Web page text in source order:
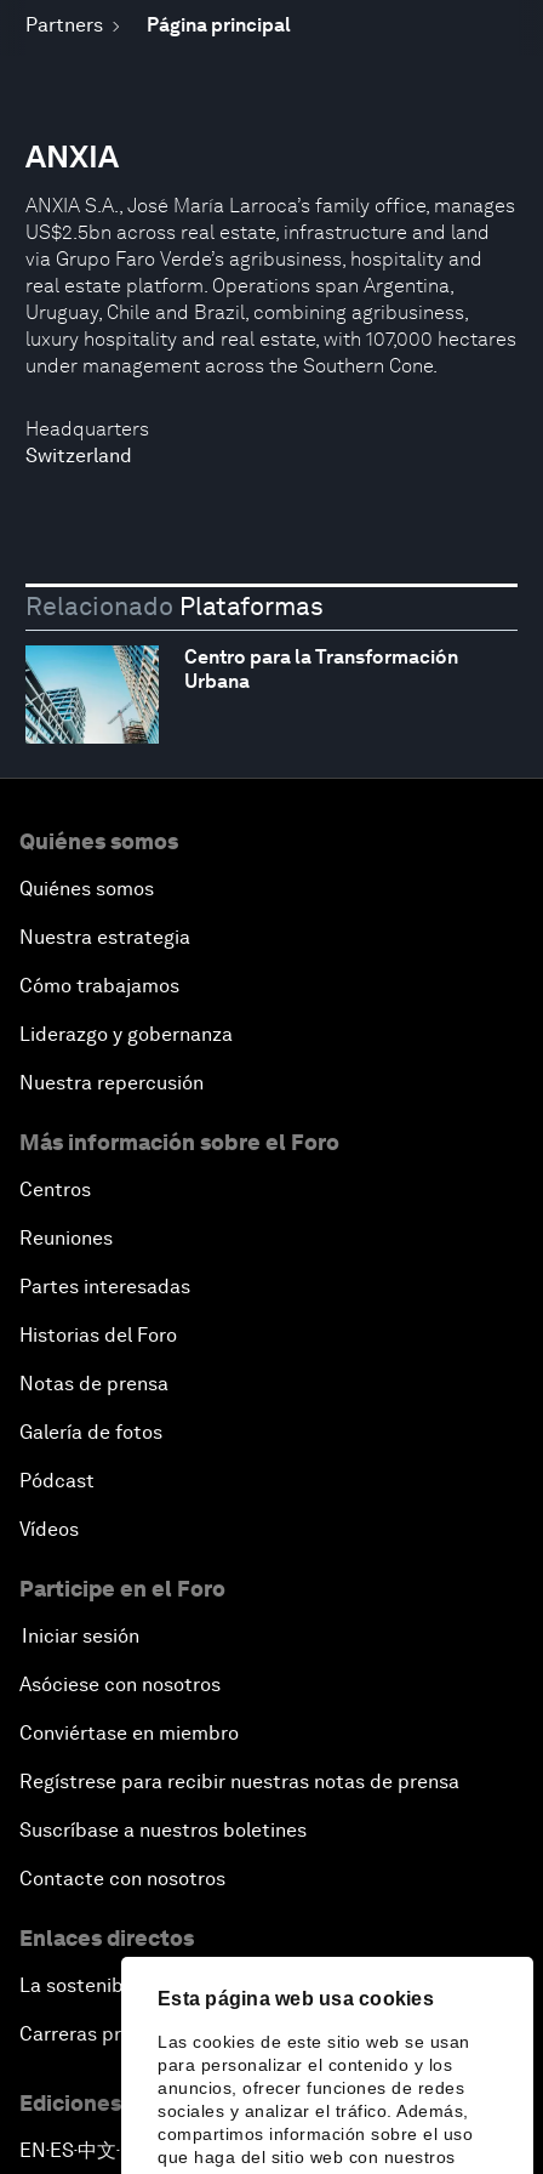
Esta página web usa cookies
Las cookies de este sitio web se usan
para personalizar el contenido y los
anuncios, ofrecer funciones de redes
sociales y analizar el tráfico. Además,
compartimos información sobre el uso
que haga del sitio web con nuestros
Partners Página principal
Headquarters
Switzerland
ANXIA
ANXIA S.A., José María Larroca’s family office, manages
US$2.5bn across real estate, infrastructure and land
via Grupo Faro Verde’s agribusiness, hospitality and
real estate platform. Operations span Argentina,
Uruguay, Chile and Brazil, combining agribusiness,
luxury hospitality and real estate, with 107,000 hectares
under management across the Southern Cone.
Relacionado Plataformas
Centro para la Transformación
Urbana
Quiénes somos
Quiénes somos
Nuestra estrategia
Cómo trabajamos
Liderazgo y gobernanza
Nuestra repercusión
Más información sobre el Foro
Centros
Reuniones
Partes interesadas
Historias del Foro
Notas de prensa
Galería de fotos
Pódcast
Vídeos
Participe en el Foro
Iniciar sesión
Asóciese con nosotros
Conviértase en miembro
Regístrese para recibir nuestras notas de prensa
Suscríbase a nuestros boletines
Contacte con nosotros
Enlaces directos
La sostenibilidad en el Foro
Carreras profesionales
Ediciones en otros idiomas
EN ▪ES▪中文▪ 日本語